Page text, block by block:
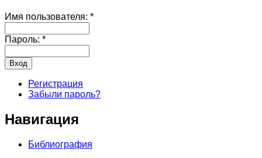
Имя пользователя: *
Пароль: *
Регистрация
Забыли пароль?
Навигация
Библиография